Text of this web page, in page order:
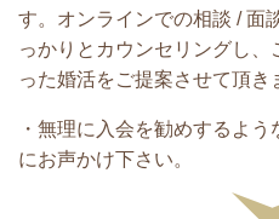
す。オンラインでの相談 / 面
っかりとカウンセリングし
った婚活をご提案させて頂き
・無理に入会を勧めするよ
にお声かけ下さい。